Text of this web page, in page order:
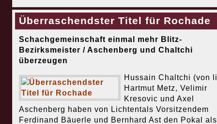
Überraschendster Titel für Rochade
Schachgemeinschaft einmal mehr Blitz-
Bezirksmeister / Aschenberg und Chaltchi
überzeugen
Hussain Chaltchi (von
Hartmut Metz, Velimir
Kresovic und Axel
Aschenberg haben von Lichtentals Vorsitzendem
Ferdinand Bäuerle und Bernhard Ast den Pokal als